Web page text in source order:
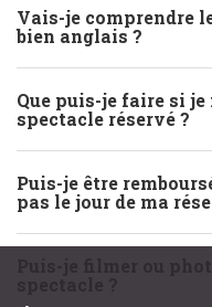
Vais-je comprendre
bien anglais ?
Que puis-je faire si
spectacle réservé ?
Puis-je être
pas le jour de ma